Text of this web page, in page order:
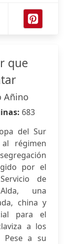
que
Añino
683
del Sur
régimen
por el
de
una
china y
para el
a los
Pese a su